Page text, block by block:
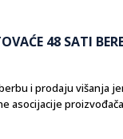
48 SATI
i prodaju višanja
proizvođača